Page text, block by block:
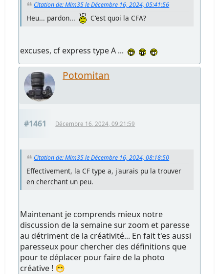
Citation de: Mlm35 le Décembre 16, 2024, 05:41:56
Heu... pardon... C'est quoi la CFA?
excuses, cf express type A ...
Potomitan
#1461 Décembre 16, 2024, 09:21:59
Citation de: Mlm35 le Décembre 16, 2024, 08:18:50
Effectivement, la CF type a, j'aurais pu la trouver
en cherchant un peu.
Maintenant je comprends mieux notre
discussion de la semaine sur zoom et paresse
au détriment de la créativité... En fait t'es aussi
paresseux pour chercher des définitions que
pour te déplacer pour faire de la photo
créative ! 😁